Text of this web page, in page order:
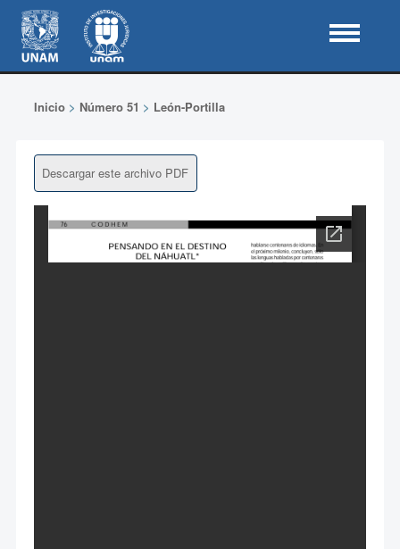
Inicio> Número 51 > León-Portilla
Descargar este archivo PDF